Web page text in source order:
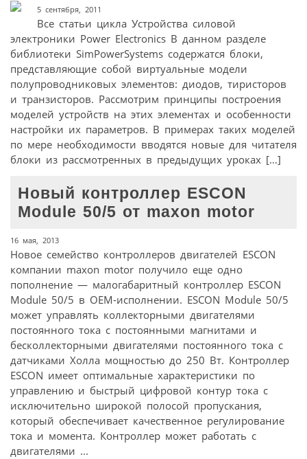
5 сентября, 2011
Все статьи цикла Устройства силовой
электроники Power Electronics В данном разделе
библиотеки SimPowerSystems содержатся блоки,
представляющие собой виртуальные модели
полупроводниковых элементов: диодов, тиристоров
и транзисторов. Рассмотрим принципы построения
моделей устройств на этих элементах и особенности
настройки их параметров. В примерах таких моделей
по мере необходимости вводятся новые для читателя
блоки из рассмотренных в предыдущих уроках […]
Новый контроллер ESCON
Module 50/5 от maxon motor
16 мая, 2013
Новое семейство контроллеров двигателей ESCON
компании maxon motor получило еще одно
пополнение — малогабаритный контроллер ESCON
Module 50/5 в OEM-исполнении. ESCON Module 50/5
может управлять коллекторными двигателями
постоянного тока с постоянными магнитами и
бесколлекторными двигателями постоянного тока с
датчиками Холла мощностью до 250 Вт. Контроллер
ESCON имеет оптимальные характеристики по
управлению и быстрый цифровой контур тока с
исключительно широкой полосой пропускания,
который обеспечивает качественное регулирование
тока и момента. Контроллер может работать с
двигателями ...